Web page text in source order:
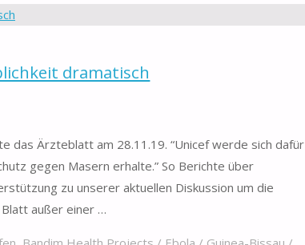
dramatisch
das Ärzteblatt am 28.11.19. “Unicef werde sich dafür
gegen Masern erhalte.” So Berichte über
zu unserer aktuellen Diskussion um die
außer einer …